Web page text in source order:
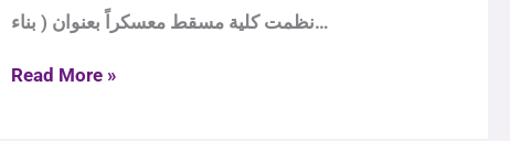
نظمت كلية مسقط معسكراً بعنوان ( بناء…
Read More »